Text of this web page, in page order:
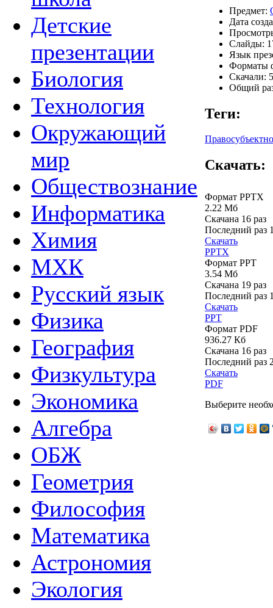
Детские
презентации
Биология
Технология
Окружающий
мир
Обществознание
Информатика
Химия
МХК
Русский язык
Физика
География
Физкультура
Экономика
Алгебра
ОБЖ
Геометрия
Философия
Математика
Астрономия
Экология
Предмет:
Дата
Слайды:
Язык
Форматы
Скачали:
Общий
Теги:
Скачать:
Формат PPTX
2.22 Мб
Скачана 16 раз
Последний раз
Скачать
PPTX
Формат PPT
3.54 Мб
Скачана 19 раз
Последний раз
Скачать
PPT
Формат PDF
936.27 Кб
Скачана 16 раз
Последний раз
Скачать
PDF
Выберите